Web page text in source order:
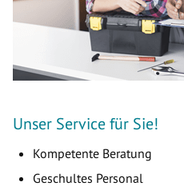
Unser Service für Sie!
Kompetente Beratung
Geschultes Personal